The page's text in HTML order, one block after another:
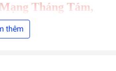
Tháng Tám,
Bình, TP.HCM
thêm